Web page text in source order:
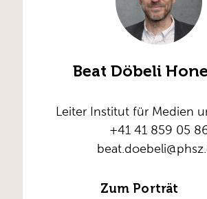
Beat Döbeli
Leiter Institut für Medien
+41 41 859 05
Zum Porträt